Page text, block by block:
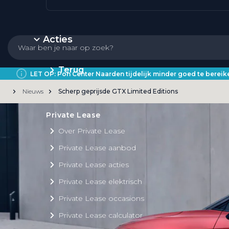
Acties
Terug
Private Lease
Over Private Lease
Private Lease aanbod
Private Lease acties
Private Lease elektrisch
Private Lease occasions
Private Lease calculator
LET OP: Pon Center Naarden tijdelijk minder goed te
Nieuws Scherp geprijsde GTX Limited Editions